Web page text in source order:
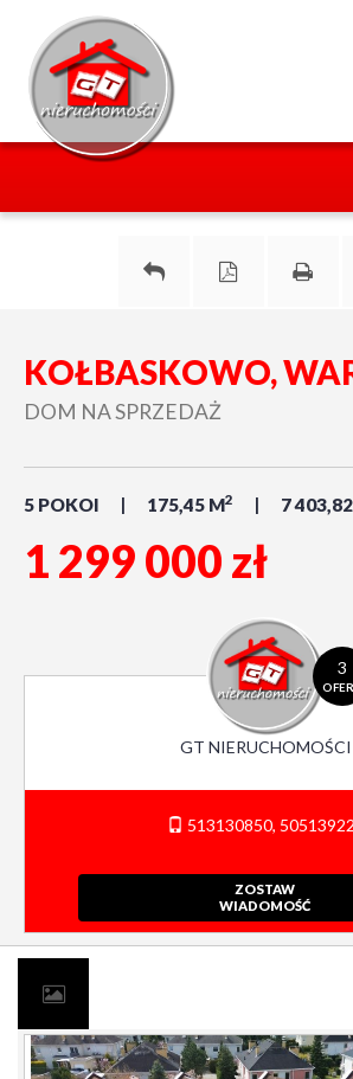
KOŁBASKOWO,
DOM NA SPRZEDAŻ
5 POKOI 175,45 M2 7
1 299 000 zł
3
GT NIERUCHOMOŚCI
513130850,
ZOSTAW
WIADOMOŚĆ